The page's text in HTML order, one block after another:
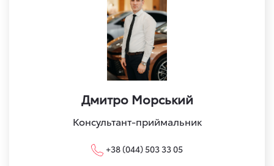
Дмитро Морський
Консультант-приймальник
+38 (044) 503 33 05